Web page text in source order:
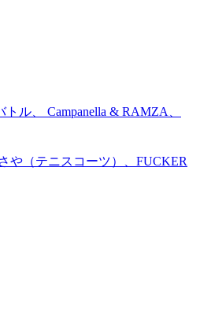
ル、 Campanella & RAMZA、
や（テニスコーツ）、FUCKER